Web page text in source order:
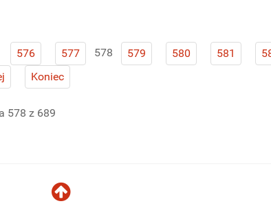
576 577 578 579 580 581
Koniec
578 z 689